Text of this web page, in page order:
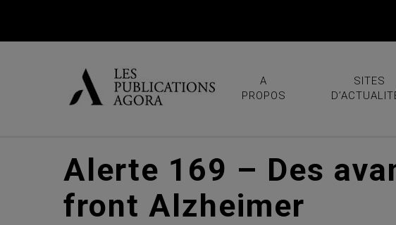
A
PROPOS
SITES
Alerte 169 – Des
front Alzheimer